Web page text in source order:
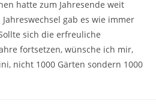
hatte zum Jahresende weit
gab es wie immer
sich die erfreuliche
fortsetzen, wünsche ich mir,
nicht 1000 Gärten sondern 1000